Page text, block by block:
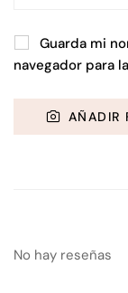
Guarda mi
navegador para
AÑADIR
No hay reseñas